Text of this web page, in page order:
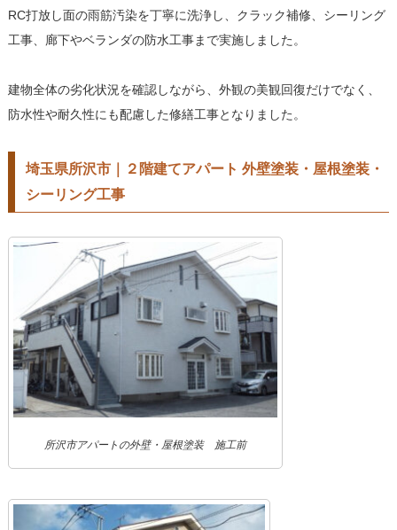
RC打放し面の雨筋汚染を丁寧に洗浄し、クラック補修、シーリング
工事、廊下やベランダの防水工事まで実施しました。
建物全体の劣化状況を確認しながら、外観の美観回復だけでなく、
防水性や耐久性にも配慮した修繕工事となりました。
埼玉県所沢市｜２階建てアパート 外壁塗装・屋根塗装・
シーリング工事
所沢市アパートの外壁・屋根塗装 施工前